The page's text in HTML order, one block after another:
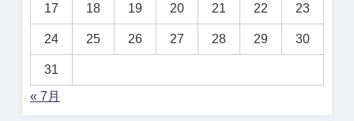
17 18 19 20 21 22 23
24 25 26 27 28 29 30
31
« 7月